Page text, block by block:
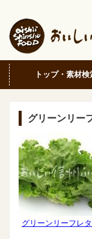
トップ・素材検
グリーンリー
グリーンリーフレ